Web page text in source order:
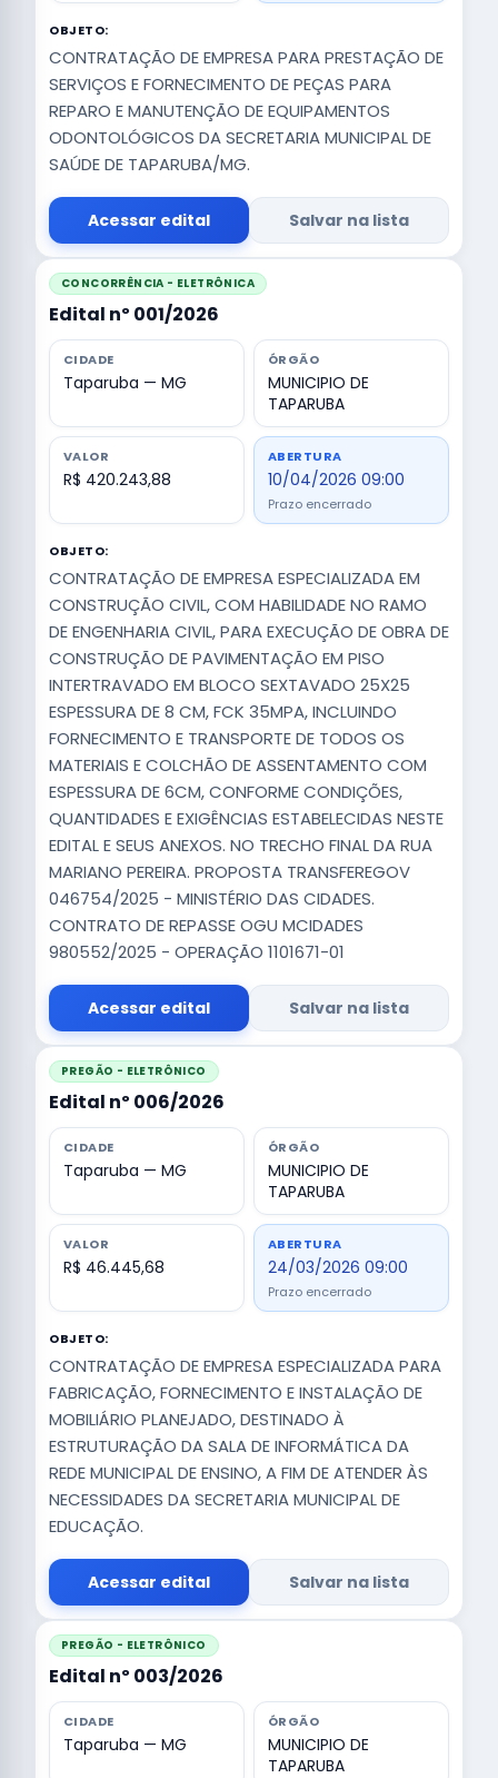
OBJETO:
CONTRATAÇÃO DE EMPRESA PARA PRESTAÇÃO DE
SERVIÇOS E FORNECIMENTO DE PEÇAS PARA
REPARO E MANUTENÇÃO DE EQUIPAMENTOS
ODONTOLÓGICOS DA SECRETARIA MUNICIPAL DE
SAÚDE DE TAPARUBA/MG.
Acessar edital Salvar na lista
CONCORRÊNCIA - ELETRÔNICA
Edital nº 001/2026
CIDADE
Taparuba — MG
ÓRGÃO
MUNICIPIO DE
TAPARUBA
VALOR
R$ 420.243,88
ABERTURA
10/04/2026 09:00
Prazo encerrado
OBJETO:
CONTRATAÇÃO DE EMPRESA ESPECIALIZADA EM
CONSTRUÇÃO CIVIL, COM HABILIDADE NO RAMO
DE ENGENHARIA CIVIL, PARA EXECUÇÃO DE OBRA DE
CONSTRUÇÃO DE PAVIMENTAÇÃO EM PISO
INTERTRAVADO EM BLOCO SEXTAVADO 25X25
ESPESSURA DE 8 CM, FCK 35MPA, INCLUINDO
FORNECIMENTO E TRANSPORTE DE TODOS OS
MATERIAIS E COLCHÃO DE ASSENTAMENTO COM
ESPESSURA DE 6CM, CONFORME CONDIÇÕES,
QUANTIDADES E EXIGÊNCIAS ESTABELECIDAS NESTE
EDITAL E SEUS ANEXOS. NO TRECHO FINAL DA RUA
MARIANO PEREIRA. PROPOSTA TRANSFEREGOV
046754/2025 - MINISTÉRIO DAS CIDADES.
CONTRATO DE REPASSE OGU MCIDADES
980552/2025 - OPERAÇÃO 1101671-01
Acessar edital Salvar na lista
PREGÃO - ELETRÔNICO
Edital nº 006/2026
CIDADE
Taparuba — MG
ÓRGÃO
MUNICIPIO DE
TAPARUBA
VALOR
R$ 46.445,68
ABERTURA
24/03/2026 09:00
Prazo encerrado
OBJETO:
CONTRATAÇÃO DE EMPRESA ESPECIALIZADA PARA
FABRICAÇÃO, FORNECIMENTO E INSTALAÇÃO DE
MOBILIÁRIO PLANEJADO, DESTINADO À
ESTRUTURAÇÃO DA SALA DE INFORMÁTICA DA
REDE MUNICIPAL DE ENSINO, A FIM DE ATENDER ÀS
NECESSIDADES DA SECRETARIA MUNICIPAL DE
EDUCAÇÃO.
Acessar edital Salvar na lista
PREGÃO - ELETRÔNICO
Edital nº 003/2026
CIDADE
Taparuba — MG
ÓRGÃO
MUNICIPIO DE
TAPARUBA